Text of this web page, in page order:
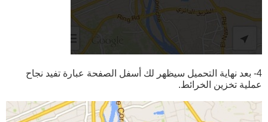
4- بعد نهاية التحميل سيظهر لك أسفل الصفحة عبارة تفيد نجاح
عملية تخزين الخرائط.